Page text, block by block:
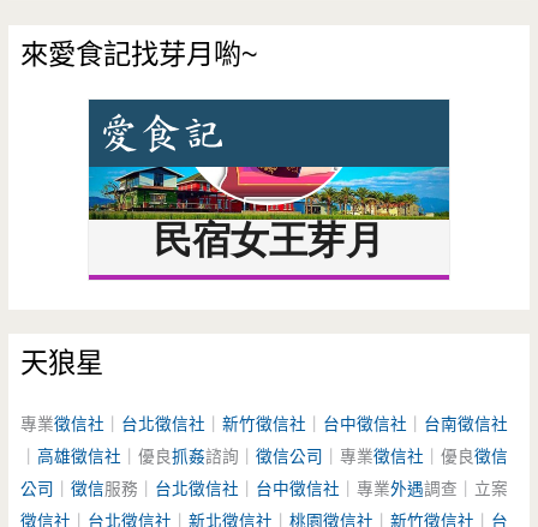
來愛食記找芽月喲~
天狼星
專業徵信社 台北徵信社 ｜新竹徵信社 台中徵信社
台南徵信社
｜高雄徵信社 ｜優良抓姦諮詢｜徵信公司 ｜專業徵信社 ｜優良徵信
公司 ｜徵信服務｜ 台北徵信社 台中徵信社 ｜專業外遇調查｜立案
徵信社
台北徵信社 ｜新北徵信社 ｜桃園徵信社 ｜新竹徵信社 台